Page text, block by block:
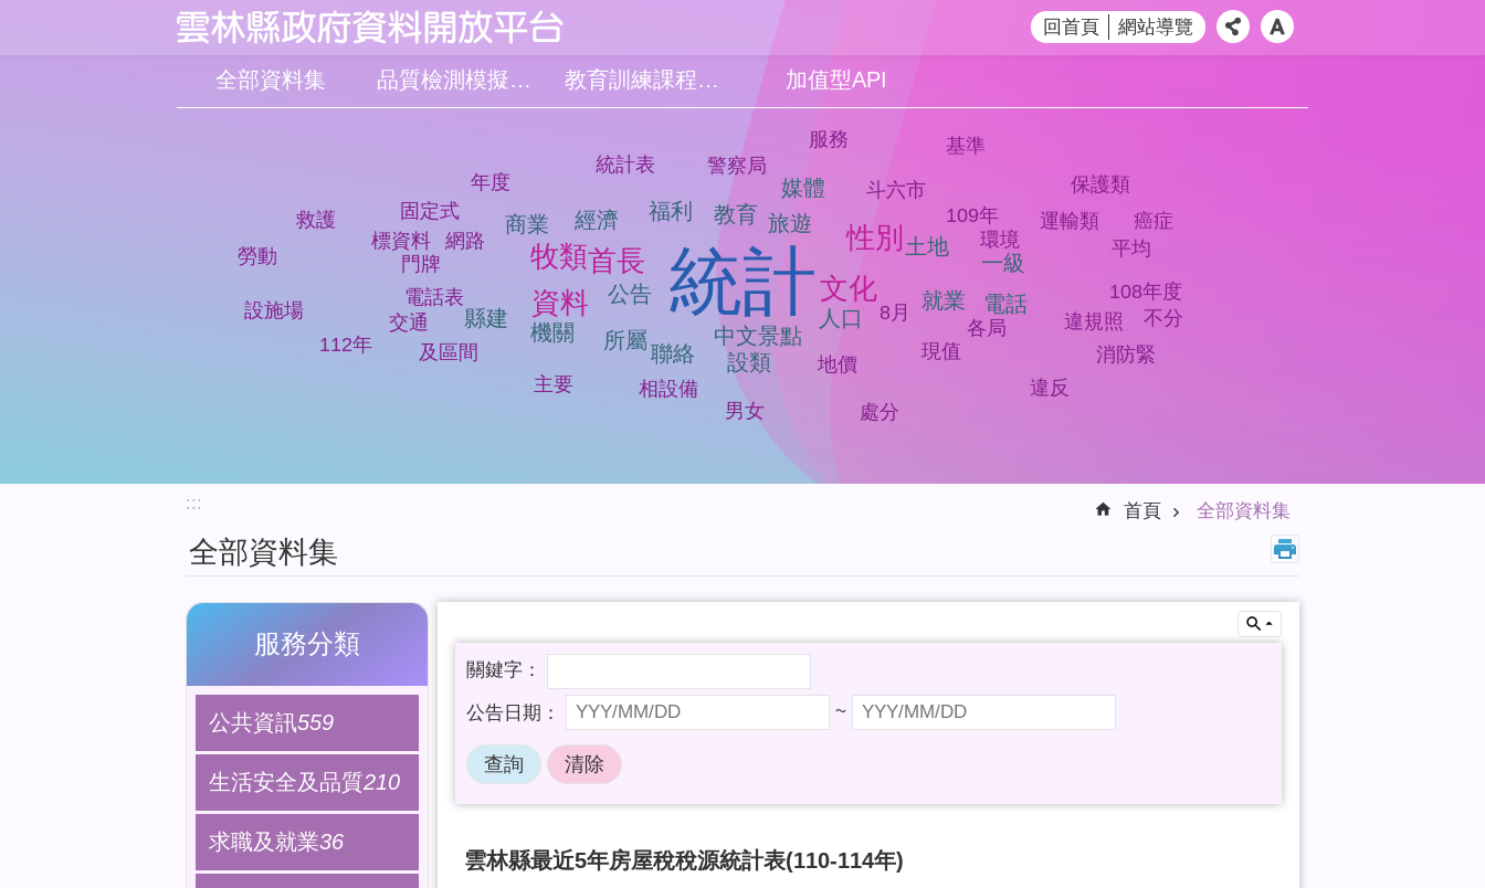
::: 回首頁 網站導覽
全部資料集 品質檢測模擬系統 教育訓練課程簡報 加值型API
統計文化
首長
性別
資料
牧類
人口
公告
旅遊
中文景點
教育
土地
就業
經濟 福利
所屬
一級
機關
聯絡
電話
商業
縣建
設類
媒體
環境
各局
網路
電話表
109年
現值
地價
斗六市
門牌
標資料
交通
運輸類
警察局
固定式
違規照
相設備
及區間
平均
統計表
年度
108年度
主要
癌症
不分
男女
112年
8月
消防緊
救護
服務
保護類
設施場
處分
違反
勞動
基準
::: 首頁 全部資料集
全部資料集
服務分類
公共資訊559
生活安全及品質210
求職及就業36
~
雲林縣最近5年房屋稅稅源統計表(110-114年)